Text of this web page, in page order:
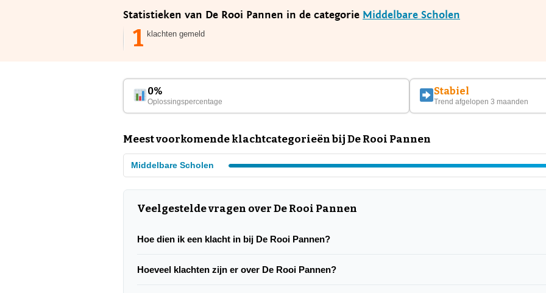
Statistieken van De Rooi Pannen in de categorie Middelbare Scholen
1 klachten gemeld
0%
Oplossingspercentage
Stabiel
Trend afgelopen 3 maanden
Meest voorkomende klachtcategorieën bij De Rooi Pannen
Middelbare Scholen
Veelgestelde vragen over De Rooi Pannen
Hoe dien ik een klacht in bij De Rooi Pannen?
Hoeveel klachten zijn er over De Rooi Pannen?